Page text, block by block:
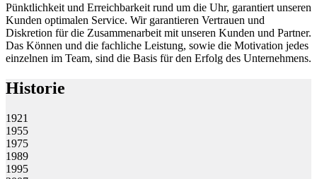
Pünktlichkeit und Erreichbarkeit rund um die Uhr, garantiert unseren
Kunden optimalen Service. Wir garantieren Vertrauen und
Diskretion für die Zusammenarbeit mit unseren Kunden und Partner.
Das Können und die fachliche Leistung, sowie die Motivation jedes
einzelnen im Team, sind die Basis für den Erfolg des Unternehmens.
Historie
1921
1955
1975
1989
1995